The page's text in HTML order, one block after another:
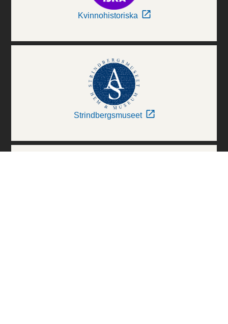
Kvinnohistoriska
Strindbergsmuseet